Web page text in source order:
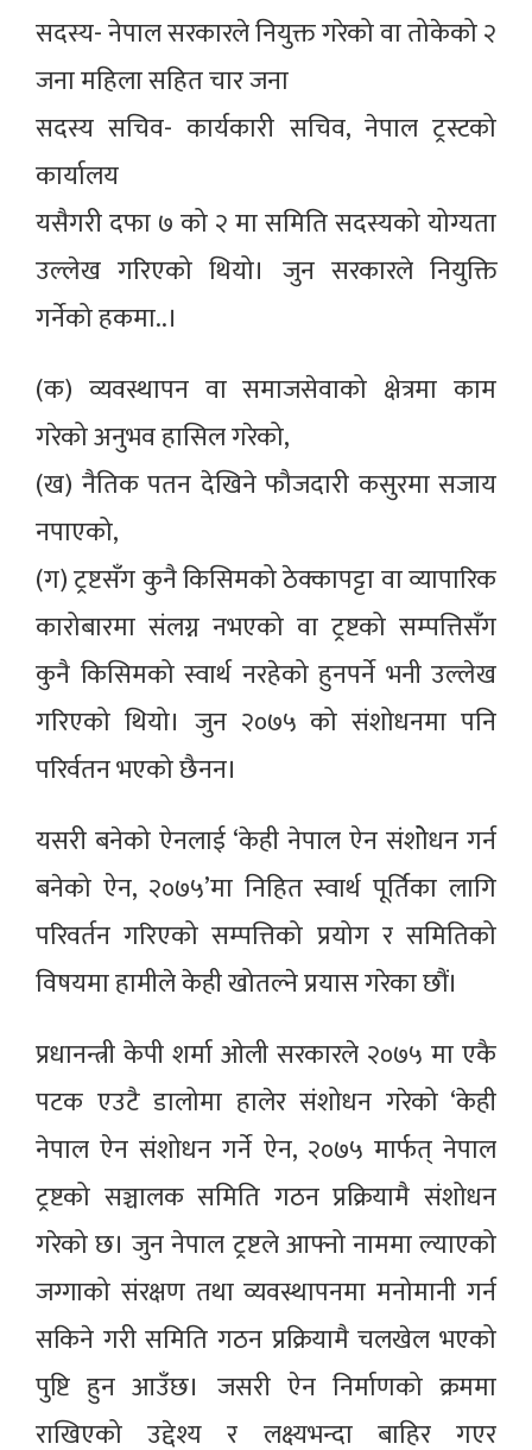
सदस्य- नेपाल सरकारले नियुक्त गरेको वा तोकेको २
जना महिला सहित चार जना
सदस्य सचिव- कार्यकारी सचिव, नेपाल ट्रस्टको
कार्यालय
यसैगरी दफा ७ को २ मा समिति सदस्यको योग्यता
उल्लेख गरिएको थियो। जुन सरकारले नियुक्ति
गर्नेको हकमा..।
(क) व्यवस्थापन वा समाजसेवाको क्षेत्रमा काम
गरेको अनुभव हासिल गरेको,
(ख) नैतिक पतन देखिने फौजदारी कसुरमा सजाय
नपाएको,
(ग) ट्रष्टसँग कुनै किसिमको ठेक्कापट्टा वा व्यापारिक
कारोबारमा संलग्न नभएको वा ट्रष्टको सम्पत्तिसँग
कुनै किसिमको स्वार्थ नरहेको हुनपर्ने भनी उल्लेख
गरिएको थियो। जुन २०७५ को संशोधनमा पनि
परिर्वतन भएको छैनन।
यसरी बनेको ऐनलाई ‘केही नेपाल ऐन संशोेधन गर्न
बनेको ऐन, २०७५’मा निहित स्वार्थ पूर्तिका लागि
परिवर्तन गरिएको सम्पत्तिको प्रयोग र समितिको
विषयमा हामीले केही खोतल्ने प्रयास गरेका छौं।
प्रधानन्त्री केपी शर्मा ओली सरकारले २०७५ मा एकै
पटक एउटै डालोमा हालेर संशोधन गरेको ‘केही
नेपाल ऐन संशोधन गर्ने ऐन, २०७५ मार्फत् नेपाल
ट्रष्टको सञ्चालक समिति गठन प्रक्रियामै संशोधन
गरेको छ। जुन नेपाल ट्रष्टले आफ्नो नाममा ल्याएको
जग्गाको संरक्षण तथा व्यवस्थापनमा मनोमानी गर्न
सकिने गरी समिति गठन प्रक्रियामै चलखेल भएको
पुष्टि हुन आउँछ। जसरी ऐन निर्माणको क्रममा
राखिएको उद्देश्य र लक्ष्यभन्दा बाहिर गएर